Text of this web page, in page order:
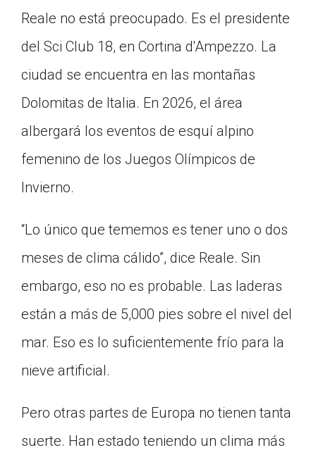
Reale no está preocupado. Es el presidente
del Sci Club 18, en Cortina d'Ampezzo. La
ciudad se encuentra en las montañas
Dolomitas de Italia. En 2026, el área
albergará los eventos de esquí alpino
femenino de los Juegos Olímpicos de
Invierno.
“Lo único que tememos es tener uno o dos
meses de clima cálido”, dice Reale. Sin
embargo, eso no es probable. Las laderas
están a más de 5,000 pies sobre el nivel del
mar. Eso es lo suficientemente frío para la
nieve artificial.
Pero otras partes de Europa no tienen tanta
suerte. Han estado teniendo un clima más
Click on the icon above to share the article with
a class in your Google Classroom.
Choose an action. Options might include
creating an assignment or asking a question.